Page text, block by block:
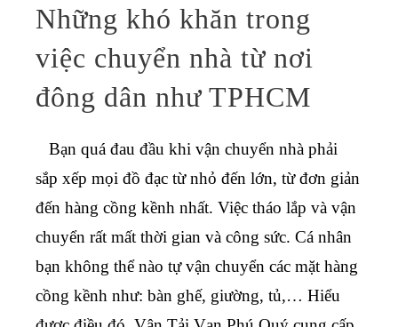
Những khó khăn trong
việc chuyển nhà từ nơi
đông dân như TPHCM
Bạn quá đau đầu khi vận chuyển nhà phải
sắp xếp mọi đồ đạc từ nhỏ đến lớn, từ đơn giản
đến hàng cồng kềnh nhất. Việc tháo lắp và vận
chuyển rất mất thời gian và công sức. Cá nhân
bạn không thể nào tự vận chuyển các mặt hàng
cồng kềnh như: bàn ghế, giường, tủ,… Hiểu